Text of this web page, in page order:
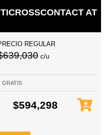
AT
REGULAR
c/u
$594,298